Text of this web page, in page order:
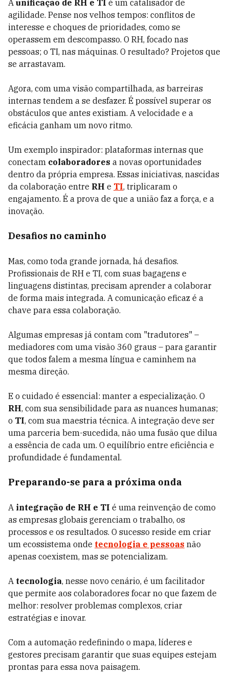
A unificação de RH e TI é um catalisador de
agilidade. Pense nos velhos tempos: conflitos de
interesse e choques de prioridades, como se
operassem em descompasso. O RH, focado nas
pessoas; o TI, nas máquinas. O resultado? Projetos que
se arrastavam.
Agora, com uma visão compartilhada, as barreiras
internas tendem a se desfazer. É possível superar os
obstáculos que antes existiam. A velocidade e a
eficácia ganham um novo ritmo.
Um exemplo inspirador: plataformas internas que
conectam colaboradores a novas oportunidades
dentro da própria empresa. Essas iniciativas, nascidas
da colaboração entre RH e TI, triplicaram o
engajamento. É a prova de que a união faz a força, e a
inovação.
Desafios no caminho
Mas, como toda grande jornada, há desafios.
Profissionais de RH e TI, com suas bagagens e
linguagens distintas, precisam aprender a colaborar
de forma mais integrada. A comunicação eficaz é a
chave para essa colaboração.
Algumas empresas já contam com "tradutores" –
mediadores com uma visão 360 graus – para garantir
que todos falem a mesma língua e caminhem na
mesma direção.
E o cuidado é essencial: manter a especialização. O
RH, com sua sensibilidade para as nuances humanas;
o TI, com sua maestria técnica. A integração deve ser
uma parceria bem-sucedida, não uma fusão que dilua
a essência de cada um. O equilíbrio entre eficiência e
profundidade é fundamental.
Preparando-se para a próxima onda
A integração de RH e TI é uma reinvenção de como
as empresas globais gerenciam o trabalho, os
processos e os resultados. O sucesso reside em criar
um ecossistema onde tecnologia e pessoas não
apenas coexistem, mas se potencializam.
A tecnologia, nesse novo cenário, é um facilitador
que permite aos colaboradores focar no que fazem de
melhor: resolver problemas complexos, criar
estratégias e inovar.
Com a automação redefinindo o mapa, líderes e
gestores precisam garantir que suas equipes estejam
prontas para essa nova paisagem.